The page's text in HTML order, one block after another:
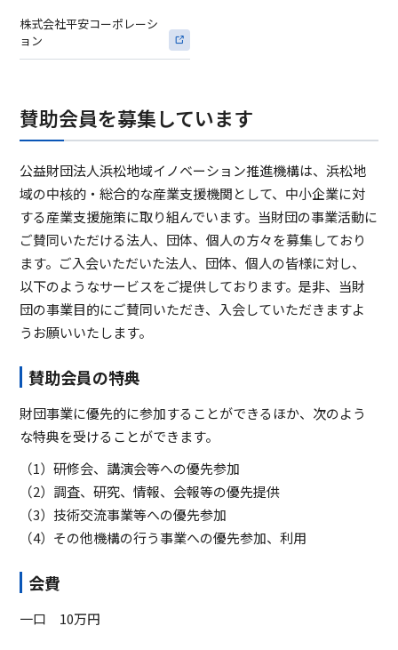
株式会社平安コーポレーシ
ョン
賛助会員を募集しています
公益財団法人浜松地域イノベーション推進機構は、浜松地
域の中核的・総合的な産業支援機関として、中小企業に対
する産業支援施策に取り組んでいます。当財団の事業活動に
ご賛同いただける法人、団体、個人の方々を募集しており
ます。ご入会いただいた法人、団体、個人の皆様に対し、
以下のようなサービスをご提供しております。是非、当財
団の事業目的にご賛同いただき、入会していただきますよ
うお願いいたします。
賛助会員の特典
財団事業に優先的に参加することができるほか、次のよう
な特典を受けることができます。
（1）研修会、講演会等への優先参加
（2）調査、研究、情報、会報等の優先提供
（3）技術交流事業等への優先参加
（4）その他機構の行う事業への優先参加、利用
会費
一口 10万円